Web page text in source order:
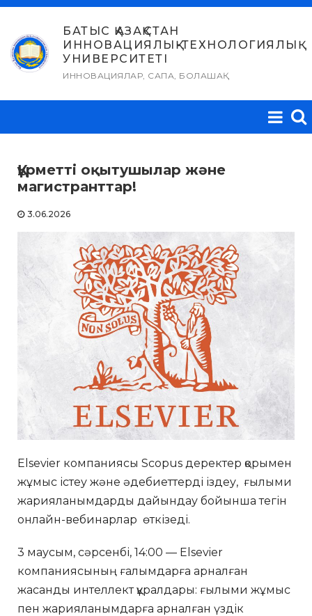
Skip
content
БАТЫС ҚАЗАҚСТАН
ИННОВАЦИЯЛЫҚ-ТЕХНОЛОГИЯЛЫҚ
УНИВЕРСИТЕТІ
ИННОВАЦИЯЛАР, САПА, БОЛАШАҚ
Құрметті оқытушылар және
магистранттар!
3.06.2026
Elsevier компаниясы Scopus деректер қорымен
жұмыс істеу және әдебиеттерді іздеу, ғылыми
жарияланымдарды дайындау бойынша тегін
онлайн-вебинарлар өткізеді.
3 маусым, сәрсенбі, 14:00 — Elsevier
компаниясының ғалымдарға арналған
жасанды интеллект құралдары: ғылыми жұмыс
пен жарияланымдарға арналған үздік